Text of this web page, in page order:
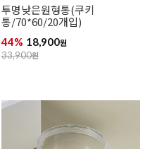
투명낮은원형통(쿠키
통/70*60/20개입)
44% 18,900원
33,900원